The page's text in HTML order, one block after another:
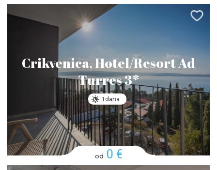
Crikvenica, Hotel/Resort Ad
Turres 3*
1 dana
od 0 €